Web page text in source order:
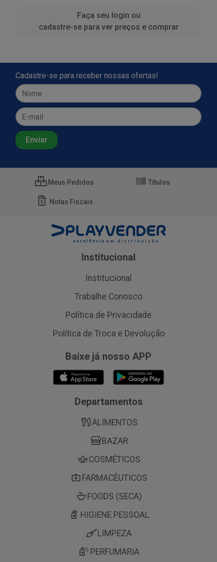
Faça seu login ou
cadastre-se para ver preços e comprar
Cadastre-se para receber nossas ofertas!
Meus Pedidos Títulos
Notas Fiscais
Institucional
Institucional
Trabalhe Conosco
Política de Privacidade
Política de Troca e Devolução
Baixe já nosso APP
Departamentos
ALIMENTOS
BAZAR
COSMÉTICOS
FARMACÊUTICOS
FOODS (SECA)
HIGIENE PESSOAL
LIMPEZA
PERFUMARIA